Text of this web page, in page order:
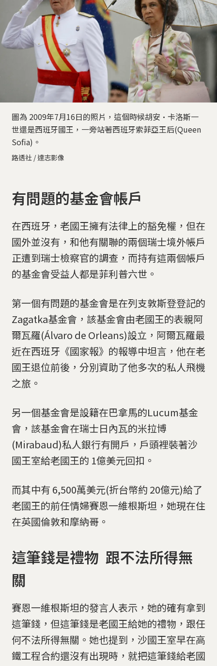
圖為 2009年7月16日的照片，這個時候胡安·卡洛斯一
世還是西班牙國王，一旁站著西班牙索菲亞王后(Queen
Sofia)。
路透社 / 達志影像
有問題的基金會帳戶
在西班牙，老國王擁有法律上的豁免權，但在
國外並沒有，和他有關聯的兩個瑞士境外帳戶
正遭到瑞士檢察官的調查，而持有這兩個帳戶
的基金會受益人都是菲利普六世。
第一個有問題的基金會是在列支敦斯登登記的
Zagatka基金會，該基金會由老國王的表親阿
爾瓦羅(Álvaro de Orleans)設立，阿爾瓦羅最
近在西班牙《國家報》的報導中坦言，他在老
國王退位前後，分別資助了他多次的私人飛機
之旅。
另一個基金會是設籍在巴拿馬的Lucum基金
會，該基金會在瑞士日內瓦的米拉博
(Mirabaud)私人銀行有開戶，戶頭裡裝著沙
國王室給老國王的 1億美元回扣。
而其中有 6,500萬美元(折台幣約 20億元)給了
老國王的前任情婦賽恩一維根斯坦，她現在住
在英國倫敦和摩納哥。
這筆錢是禮物 跟不法所得無
關
賽恩一維根斯坦的發言人表示，她的確有拿到
這筆錢，但這筆錢是老國王給她的禮物，跟任
何不法所得無關。她也提到，沙國王室早在高
鐵工程合約還沒有出現時，就把這筆錢給老國